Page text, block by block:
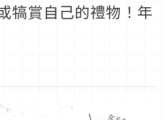
犒賞自己的禮物！年